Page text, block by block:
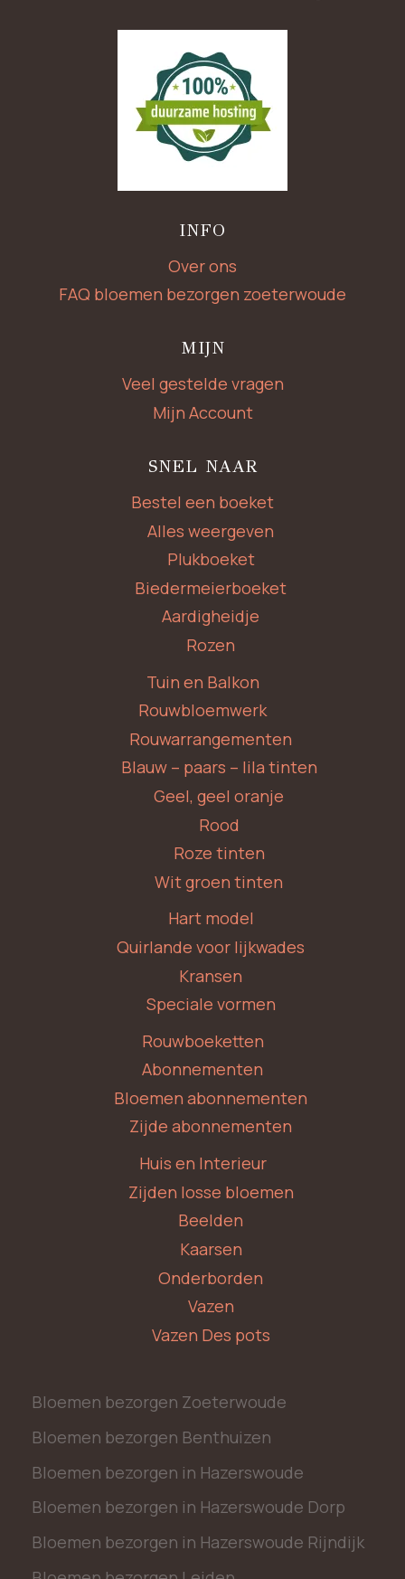
INFO
Over ons
FAQ bloemen bezorgen zoeterwoude
MIJN
Veel gestelde vragen
Mijn Account
SNEL NAAR
Bestel een boeket
Alles weergeven
Plukboeket
Biedermeierboeket
Aardigheidje
Rozen
Tuin en Balkon
Rouwbloemwerk
Rouwarrangementen
Blauw – paars – lila tinten
Geel, geel oranje
Rood
Roze tinten
Wit groen tinten
Hart model
Quirlande voor lijkwades
Kransen
Speciale vormen
Rouwboeketten
Abonnementen
Bloemen abonnementen
Zijde abonnementen
Huis en Interieur
Zijden losse bloemen
Beelden
Kaarsen
Onderborden
Vazen
Vazen Des pots
Bloemen bezorgen Zoeterwoude
Bloemen bezorgen Benthuizen
Bloemen bezorgen in Hazerswoude
Bloemen bezorgen in Hazerswoude Dorp
Bloemen bezorgen in Hazerswoude Rijndijk